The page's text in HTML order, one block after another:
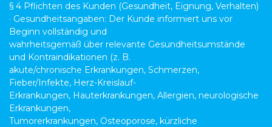
§ 4 Pflichten des Kunden (Gesundheit, Eignung, Verhalten)
· Gesundheitsangaben: Der Kunde informiert uns vor
Beginn vollständig und
wahrheitsgemäß über relevante Gesundheitsumstände
und Kontraindikationen (z. B.
akute/chronische Erkrankungen, Schmerzen,
Fieber/Infekte, Herz-Kreislauf-
Erkrankungen, Hauterkrankungen, Allergien, neurologische
Erkrankungen,
Tumorerkrankungen, Osteoporose, kürzliche